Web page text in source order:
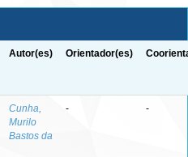
Autor(es) Orientador(es)
Cunha,
Murilo
Bastos da
- -